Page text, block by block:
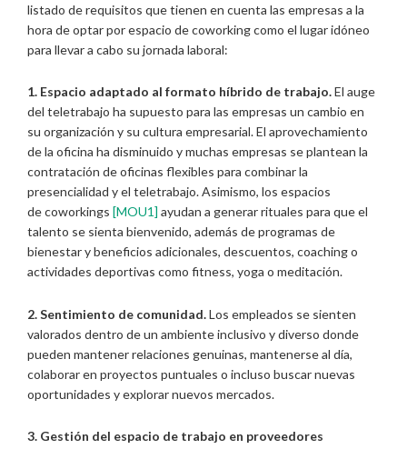
listado de requisitos que tienen en cuenta las empresas a la
hora de optar por espacio de coworking como el lugar idóneo
para llevar a cabo su jornada laboral:
1. Espacio adaptado al formato híbrido de trabajo.El auge
del teletrabajo ha supuesto para las empresas un cambio en
su organización y su cultura empresarial. El aprovechamiento
de la oficina ha disminuido y muchas empresas se plantean la
contratación de oficinas flexibles para combinar la
presencialidad y el teletrabajo. Asimismo, los espacios
de coworkings [MOU1] ayudan a generar rituales para que el
talento se sienta bienvenido, además de programas de
bienestar y beneficios adicionales, descuentos, coaching o
actividades deportivas como fitness, yoga o meditación.
2. Sentimiento de comunidad.Los empleados se sienten
valorados dentro de un ambiente inclusivo y diverso donde
pueden mantener relaciones genuinas, mantenerse al día,
colaborar en proyectos puntuales o incluso buscar nuevas
oportunidades y explorar nuevos mercados.
3. Gestión del espacio de trabajo en proveedores